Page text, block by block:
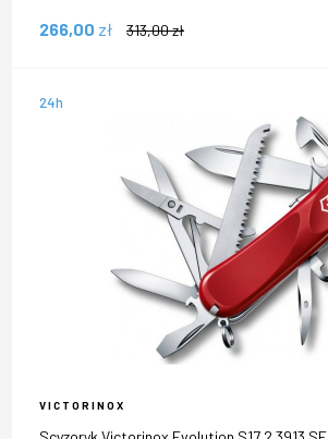
266,00 zł 313,00zł
24h
VICTORINOX